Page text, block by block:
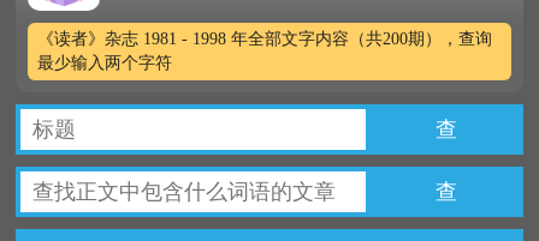
《读者》杂志 1981 - 1998 年全部文字内容（共200期），查询
最少输入两个字符
查
查